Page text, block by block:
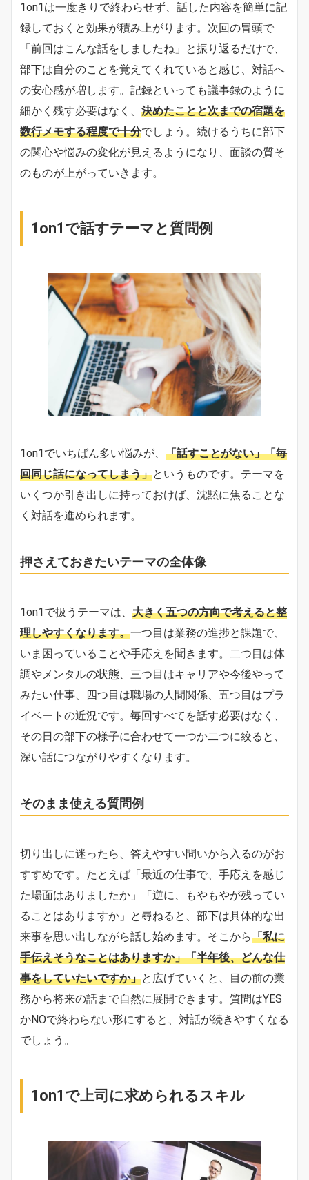
1on1は一度きりで終わらせず、話した内容を簡単に記
録しておくと効果が積み上がります。次回の冒頭で
「前回はこんな話をしましたね」と振り返るだけで、
部下は自分のことを覚えてくれていると感じ、対話へ
の安心感が増します。記録といっても議事録のように
細かく残す必要はなく、 決めたことと次までの宿題を
数行メモする程度で十分でしょう。続けるうちに部下
の関心や悩みの変化が見えるようになり、面談の質そ
のものが上がっていきます。
1on1で話すテーマと質問例
1on1でいちばん多い悩みが、 「話すことがない」「毎
回同じ話になってしまう」というものです。テーマを
いくつか引き出しに持っておけば、沈黙に焦ることな
く対話を進められます。
押さえておきたいテーマの全体像
1on1で扱うテーマは、 大きく五つの方向で考えると整
理しやすくなります。一つ目は業務の進捗と課題で、
いま困っていることや手応えを聞きます。二つ目は体
調やメンタルの状態、三つ目はキャリアや今後やって
みたい仕事、四つ目は職場の人間関係、五つ目はプラ
イベートの近況です。毎回すべてを話す必要はなく、
その日の部下の様子に合わせて一つか二つに絞ると、
深い話につながりやすくなります。
そのまま使える質問例
切り出しに迷ったら、答えやすい問いから入るのがお
すすめです。たとえば「最近の仕事で、手応えを感じ
た場面はありましたか」「逆に、もやもやが残ってい
ることはありますか」と尋ねると、部下は具体的な出
来事を思い出しながら話し始めます。そこから「私に
手伝えそうなことはありますか」「半年後、どんな仕
事をしていたいですか」と広げていくと、目の前の業
務から将来の話まで自然に展開できます。質問はYES
かNOで終わらない形にすると、対話が続きやすくなる
でしょう。
1on1で上司に求められるスキル